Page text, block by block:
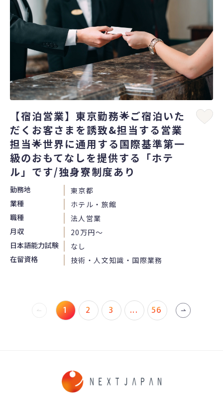
【宿泊営業】東京勤務🌟ご宿泊いた
だくお客さまを誘致&担当する営業
担当🌟世界に通用する国際基準第一
級のおもてなしを提供する「ホテ
ル」です/独身寮制度あり
勤務地
東京都
業種
ホテル・旅館
職種
法人営業
月収
20万円〜
日本語能力試験
なし
在留資格
技術・人文知識・国際業務
1 2 3 ... 56